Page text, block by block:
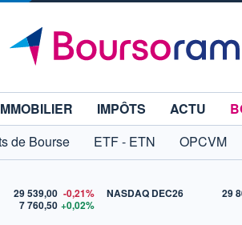
IMPÔTS ACTU
de Bourse ETF - ETN OPCVM
29 539,00 -0,21%
7 760,50 +0,02%
NASDAQ DEC26 29